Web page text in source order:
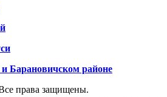
Барановичском районе
права защищены.